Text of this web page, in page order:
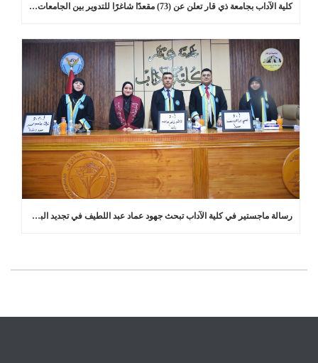
كلية الآداب بجامعة ذي قار تعلن عن (73) مقعدًا شاغرًا للتدوير بين الجامعات في برامج الدراسات العليا
رسالة ماجستير في كلية الآداب تبحث جهود عماد عبد اللطيف في تجديد البلاغة العربية